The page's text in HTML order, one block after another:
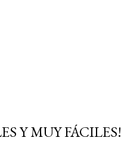
Y MUY FÁCILES!